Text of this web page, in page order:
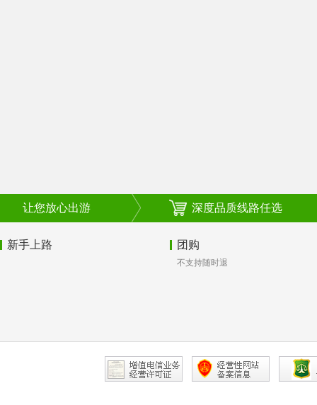
让您放心出游 深度品质线路任选
新手上路 团购
不支持随时退